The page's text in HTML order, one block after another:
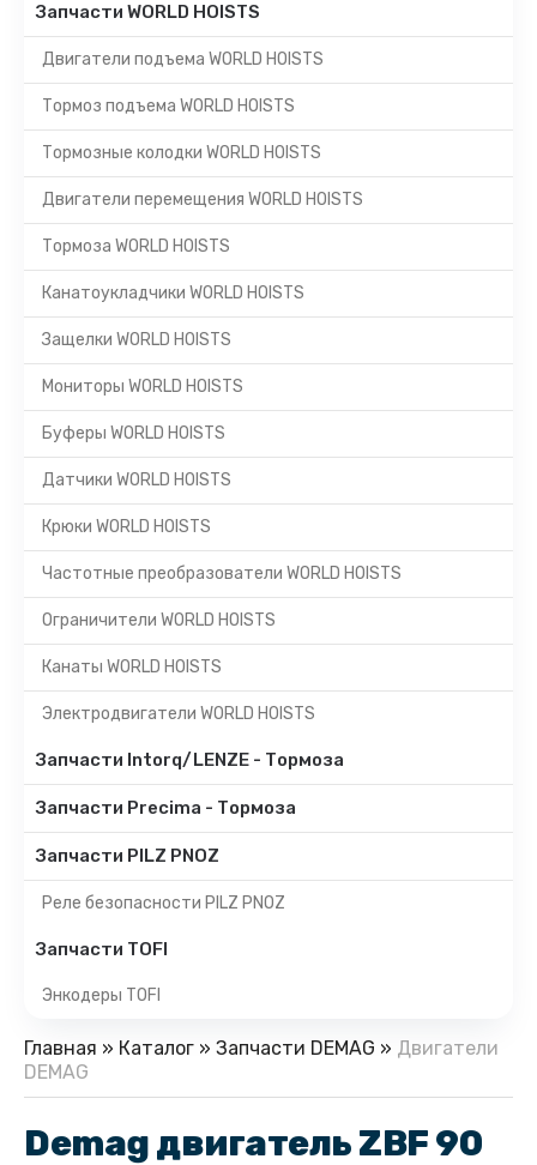
Запчасти WORLD HOISTS
Двигатели подъема WORLD HOISTS
Тормоз подъема WORLD HOISTS
Тормозные колодки WORLD HOISTS
Двигатели перемещения WORLD HOISTS
Тормоза WORLD HOISTS
Канатоукладчики WORLD HOISTS
Защелки WORLD HOISTS
Мониторы WORLD HOISTS
Буферы WORLD HOISTS
Датчики WORLD HOISTS
Крюки WORLD HOISTS
Частотные преобразователи WORLD HOISTS
Ограничители WORLD HOISTS
Канаты WORLD HOISTS
Электродвигатели WORLD HOISTS
Запчасти Intorq/LENZE - Тормоза
Запчасти Precima - Тормоза
Запчасти PILZ PNOZ
Реле безопасности PILZ PNOZ
Запчасти TOFI
Энкодеры TOFI
Главная » Каталог » Запчасти DEMAG » Двигатели
DEMAG
Demag двигатель ZBF 90